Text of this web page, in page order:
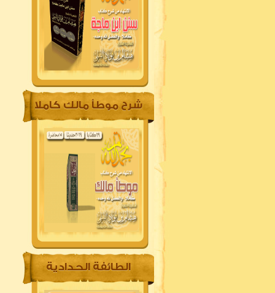
شرح موطأ مالك كاملا
الطائفة الحدادية